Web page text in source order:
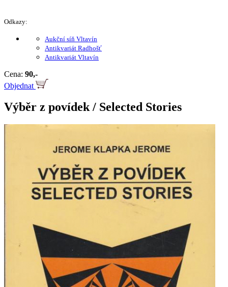
Odkazy:
Aukční síň Vltavín
Antikvariát Radhošť
Antikvariát Vltavín
Cena: 90,-
Objednat
Výběr z povídek / Selected Stories